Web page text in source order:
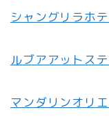
シャングリラホ
ルブアアットス
マンダリンオリ